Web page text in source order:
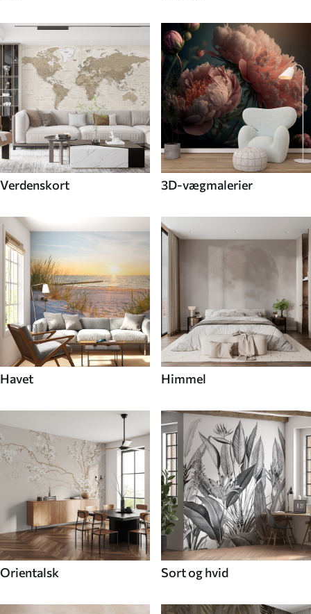
Verdenskort 3D-vægmalerier
Havet Himmel
Orientalsk Sort og hvid